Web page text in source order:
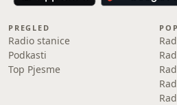
PREGLED
Radio stanice
Podkasti
Top Pjesme